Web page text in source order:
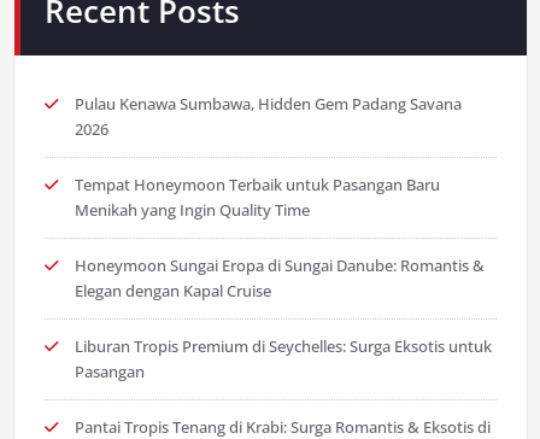
Recent Posts
Pulau Kenawa Sumbawa, Hidden Gem Padang Savana
2026
Tempat Honeymoon Terbaik untuk Pasangan Baru
Menikah yang Ingin Quality Time
Honeymoon Sungai Eropa di Sungai Danube: Romantis &
Elegan dengan Kapal Cruise
Liburan Tropis Premium di Seychelles: Surga Eksotis untuk
Pasangan
Pantai Tropis Tenang di Krabi: Surga Romantis & Eksotis di